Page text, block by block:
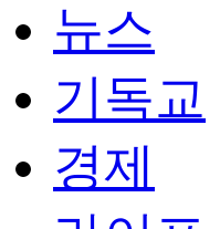
뉴스
기독교
경제